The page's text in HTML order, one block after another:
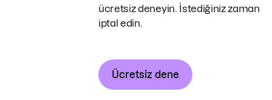
ücretsiz deneyin. İstediğiniz zaman
iptal edin.
Ücretsiz dene